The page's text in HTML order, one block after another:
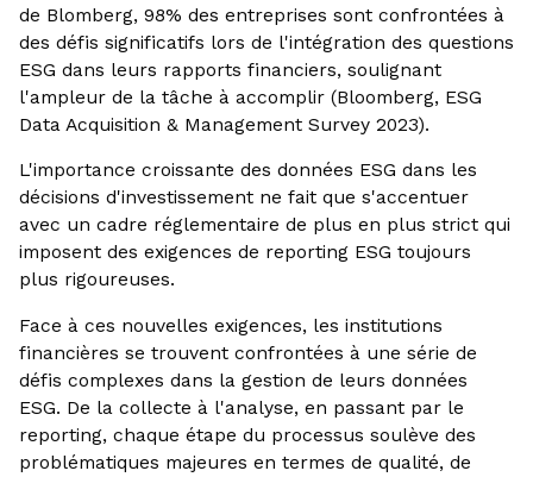
de Blomberg, 98% des entreprises sont confrontées à
des défis significatifs lors de l'intégration des questions
ESG dans leurs rapports financiers, soulignant
l'ampleur de la tâche à accomplir (Bloomberg, ESG
Data Acquisition & Management Survey 2023).
L'importance croissante des données ESG dans les
décisions d'investissement ne fait que s'accentuer
avec un cadre réglementaire de plus en plus strict qui
imposent des exigences de reporting ESG toujours
plus rigoureuses.
Face à ces nouvelles exigences, les institutions
financières se trouvent confrontées à une série de
défis complexes dans la gestion de leurs données
ESG. De la collecte à l'analyse, en passant par le
reporting, chaque étape du processus soulève des
problématiques majeures en termes de qualité, de